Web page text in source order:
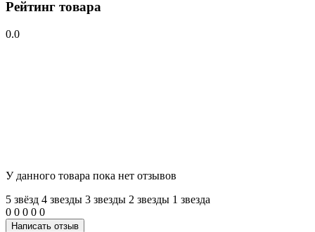
Рейтинг товара
0.0
У данного товара пока нет отзывов
5 звёзд 4 звeзды 3 звeзды 2 звeзды 1 звeзда
0 0 0 0 0
Написать отзыв